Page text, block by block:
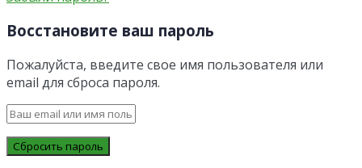
Восстановите ваш пароль
Пожалуйста, введите свое имя пользователя или
email для сброса пароля.